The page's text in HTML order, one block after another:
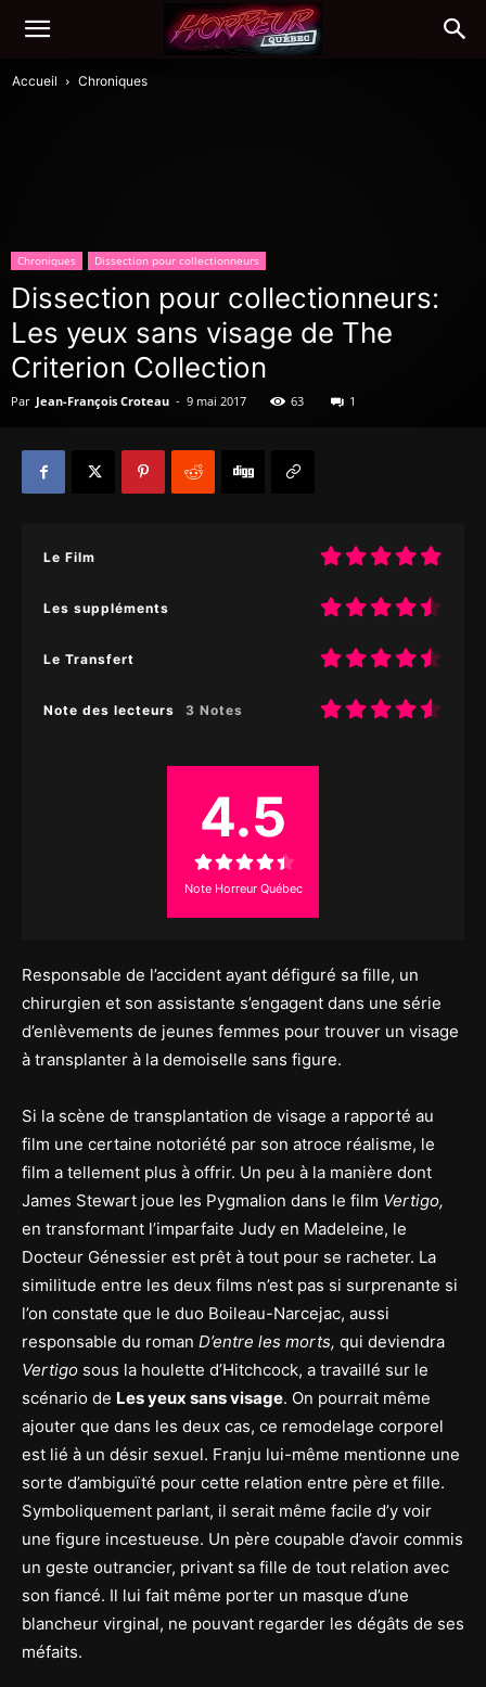
Accueil Chroniques
Chroniques Dissection pour collectionneurs
Dissection pour collectionneurs:
Les yeux sans visage de The
Criterion Collection
Par Jean-François Croteau - 9 mai 2017 63 1
Le Film
Les suppléments
Le Transfert
Note des lecteurs 3 Notes
4.5
Note Horreur Québec
Responsable de l’accident ayant défiguré sa fille, un
chirurgien et son assistante s’engagent dans une série
d’enlèvements de jeunes femmes pour trouver un visage
à transplanter à la demoiselle sans figure.
Si la scène de transplantation de visage a rapporté au
film une certaine notoriété par son atroce réalisme, le
film a tellement plus à offrir. Un peu à la manière dont
James Stewart joue les Pygmalion dans le film Vertigo,
en transformant l’imparfaite Judy en Madeleine, le
Docteur Génessier est prêt à tout pour se racheter. La
similitude entre les deux films n’est pas si surprenante si
l’on constate que le duo Boileau-Narcejac, aussi
responsable du roman D’entre les morts, qui deviendra
Vertigo sous la houlette d’Hitchcock, a travaillé sur le
scénario de Les yeux sans visage. On pourrait même
ajouter que dans les deux cas, ce remodelage corporel
est lié à un désir sexuel. Franju lui-même mentionne une
sorte d’ambiguïté pour cette relation entre père et fille.
Symboliquement parlant, il serait même facile d’y voir
une figure incestueuse. Un père coupable d’avoir commis
un geste outrancier, privant sa fille de tout relation avec
son fiancé. Il lui fait même porter un masque d’une
blancheur virginal, ne pouvant regarder les dégâts de ses
méfaits.